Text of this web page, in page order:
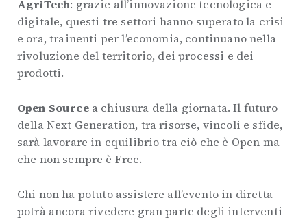
AgriTech: grazie all’innovazione tecnologica e
digitale, questi tre settori hanno superato la crisi
e ora, trainenti per l’economia, continuano nella
rivoluzione del territorio, dei processi e dei
prodotti.
Open Sourcea chiusura della giornata. Il futuro
della Next Generation, tra risorse, vincoli e sfide,
sarà lavorare in equilibrio tra ciò che è Open ma
che non sempre è Free.
Chi non ha potuto assistere all’evento in diretta
potrà ancora rivedere gran parte degli interventi